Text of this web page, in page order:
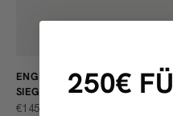
ENGRAVABLE VICTORIAN
SIEGELRING
ANGEBOT
€145,00
250€